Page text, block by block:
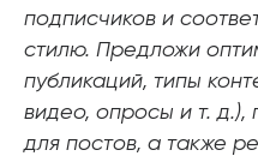
подписчиков и
стилю. Предложи
публикаций, типы
видео, опросы и т.
для постов, а также